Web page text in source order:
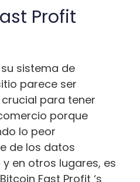
Profit
sistema de
parece ser
para tener
porque
lo peor
de los datos
en otros lugares, es
Fast Profit ‘s